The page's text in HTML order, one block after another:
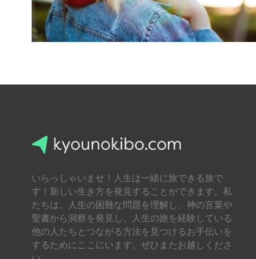
いらっしゃいませ！人生は一緒に旅できる旅で
す！新しい生き方を発見することができます。私
たちは、人生の困難な問題を理解し、神の言葉や
聖書から洞察を発見し、人生の旅を経験している
他の人たちとつながる方法を見つけるお手伝いを
するためにここにいます。ぜひまたお越しくださ